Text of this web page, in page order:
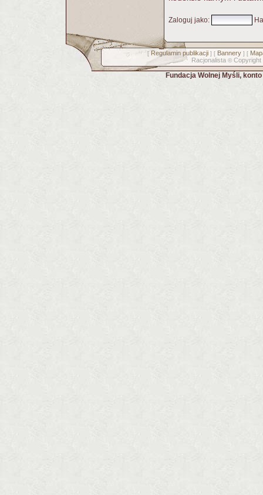
Zaloguj jako:
[ Regulamin publikacji] [ Bannery] [
Racjonalista © Copyright
Fundacja Wolnej Myśli,